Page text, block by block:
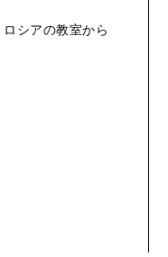
ロシアの教室から